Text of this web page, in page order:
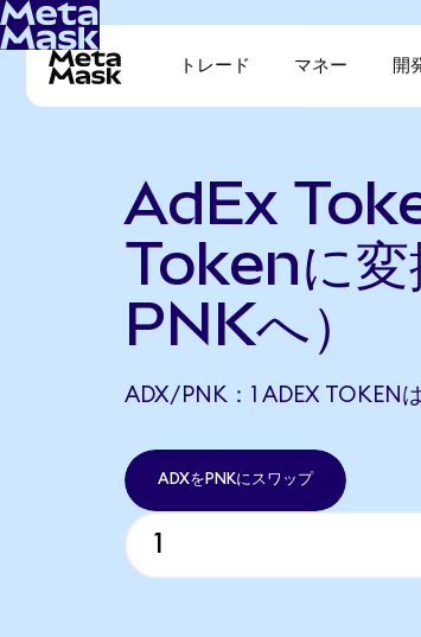
トレード マネー 開
AdEx
Tokenに変
PNKへ）
ADX/PNK：1 ADEX TOKEN
ADXをPNKにスワップ